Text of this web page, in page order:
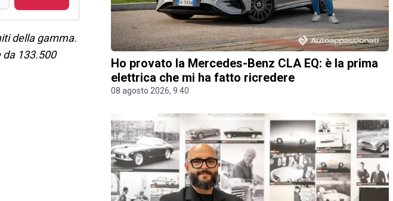
della gamma.
133.500
Ho provato la Mercedes-Benz CLA EQ: è la prima
elettrica che mi ha fatto ricredere
08 agosto 2026, 9.40